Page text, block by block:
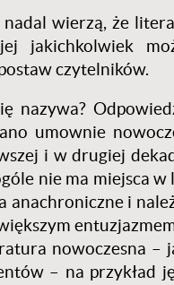
wierzą, że
jakichkolwiek
czytelników.
nazywa?
umownie
i w drugiej
nie ma miejsca
anachroniczne i
nowoczesna –
– na przykład